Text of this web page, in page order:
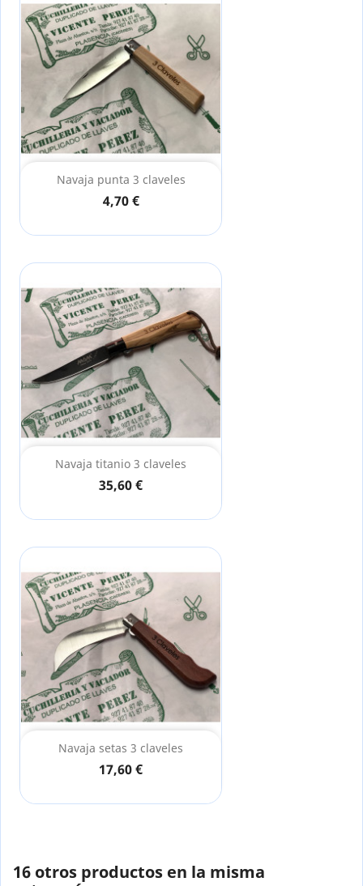
Navaja punta 3 claveles
4,70 €
Navaja titanio 3 claveles
35,60 €
Navaja setas 3 claveles
17,60 €
16 otros productos en la misma